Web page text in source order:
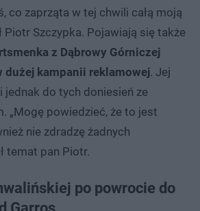
co zaprząta w tej chwili całą moją
Piotr Szczypka. Pojawiają się także
z Dąbrowy Górniczej
dużej kampanii reklamowej. Jej
do tych doniesień ze
„Mogę powiedzieć, że to jest
nie zdradzę żadnych
temat pan Piotr.
po powrocie do